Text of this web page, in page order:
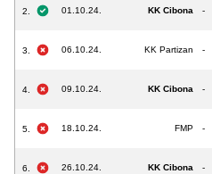
2. 01.10.24. KK Cibona -
3. 06.10.24. KK Partizan -
4. 09.10.24. KK Cibona -
5. 18.10.24. FMP -
6. 26.10.24. KK Cibona -